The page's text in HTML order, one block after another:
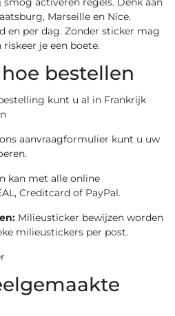
Marseille en Nice.
en per dag. Zonder sticker mag
je een boete.
bestellen
kunt u al in Frankrijk
aanvraagformulier kunt u uw
kan met alle online
Creditcard of PayPal.
Milieusticker bewijzen worden
milieustickers per post.